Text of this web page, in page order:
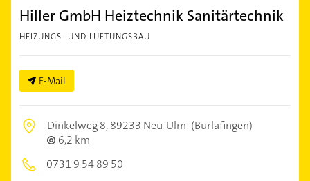
Hiller GmbH Heiztechnik Sanitärtechnik
HEIZUNGS- UND LÜFTUNGSBAU
E-Mail
Dinkelweg 8,89233 Neu-Ulm (Burlafingen)
6,2 km
0731 9 54 89 50